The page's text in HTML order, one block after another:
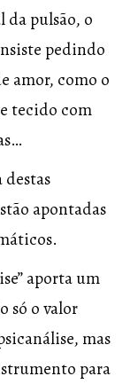
da pulsão, o
pedindo
amor, como o
tecido com
apontadas
aporta um
só o valor
mas
para